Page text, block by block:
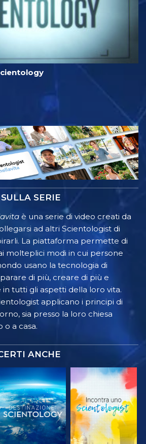
SULLA SERIE
è una serie di video creati da
ad altri Scientologist di
La piattaforma permette di
molteplici modi in cui persone
usano la tecnologia di
di più, creare di più e
tutti gli aspetti della loro vita.
applicano i principi di
sia presso la loro chiesa
o a casa.
ANCHE